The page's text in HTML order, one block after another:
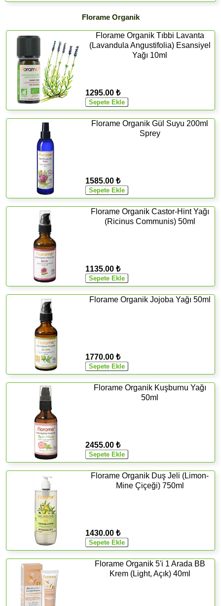
Florame Organik
Florame Organik Tıbbi Lavanta
(Lavandula Angustifolia) Esansiyel
Yağı 10ml
1295.00 ₺
Florame Organik Gül Suyu 200ml
Sprey
1585.00 ₺
Florame Organik Castor-Hint Yağı
(Ricinus Communis) 50ml
1135.00 ₺
Florame Organik Jojoba Yağı 50ml
1770.00 ₺
Florame Organik Kuşburnu Yağı
50ml
2455.00 ₺
Florame Organik Duş Jeli (Limon-
Mine Çiçeği) 750ml
1430.00 ₺
Florame Organik 5'i 1 Arada BB
Krem (Light, Açık) 40ml